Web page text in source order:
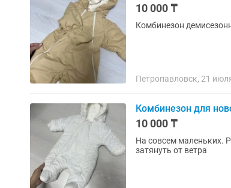
10 000 ₸
Комбинезон
Петропавловск, 21
Комбинезон для
10 000 ₸
На совсем маленьких.
затянуть от ветра